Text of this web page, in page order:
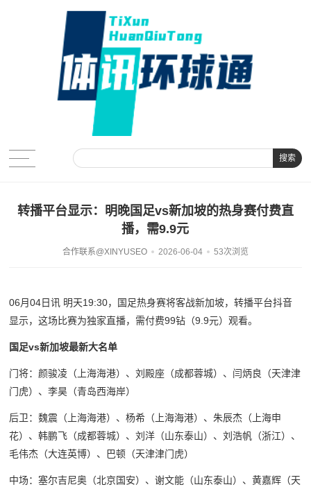
搜索
转播平台显示：明晚国足vs新加坡的热身赛付费直
播，需9.9元
合作联系@XINYUSEO 2026-06-04 53次浏览
06月04日讯 明天19:30，国足热身赛将客战新加坡，转播平台抖音
显示，这场比赛为独家直播，需付费99钻（9.9元）观看。
国足vs新加坡最新大名单
门将：颜骏凌（上海海港）、刘殿座（成都蓉城）、闫炳良（天津津
门虎）、李昊（青岛西海岸）
后卫：魏震（上海海港）、杨希（上海海港）、朱辰杰（上海申
花）、韩鹏飞（成都蓉城）、刘洋（山东泰山）、刘浩帆（浙江）、
毛伟杰（大连英博）、巴顿（天津津门虎）
中场：塞尔吉尼奥（北京国安）、谢文能（山东泰山）、黄嘉辉（天